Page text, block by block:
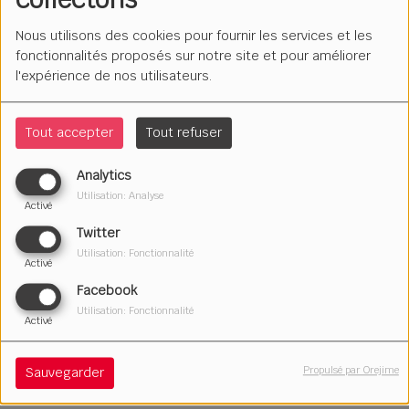
Nous utilisons des cookies pour fournir les services et les
fonctionnalités proposés sur notre site et pour améliorer
l'expérience de nos utilisateurs.
Tout accepter Tout refuser
Analytics
Activé
Utilisation: Analyse
Twitter
Activé
Utilisation: Fonctionnalité
Facebook
Activé
Utilisation: Fonctionnalité
Sauvegarder Propulsé par Orejime
17 avril 2026
Écouter le podcast